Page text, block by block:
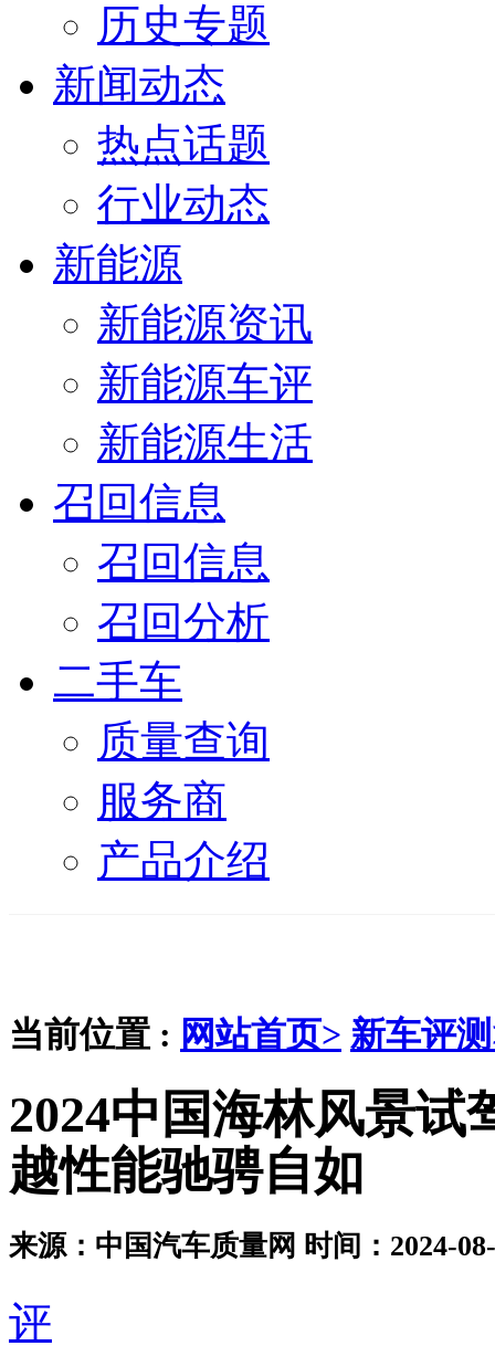
历史专题
新闻动态
热点话题
行业动态
新能源
新能源资讯
新能源车评
新能源生活
召回信息
召回信息
召回分析
二手车
质量查询
服务商
产品介绍
当前位置 : 网站首页> 新车评
2024中国海林风景试
越性能驰骋自如
来源：中国汽车质量网 时间：2024-
评